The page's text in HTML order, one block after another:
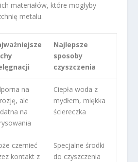
materiałów, które mogłyby
metalu.
Najlepsze
sposoby
czyszczenia
na
ale
na
Ciepła woda z
mydłem, miękka
ściereczka
czernieć
kontakt z
Specjalne środki
do czyszczenia